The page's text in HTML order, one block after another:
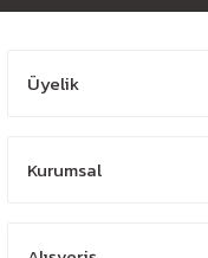
Üyelik
Kurumsal